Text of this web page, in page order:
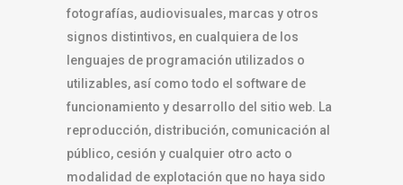
fotografías, audiovisuales, marcas y otros
signos distintivos, en cualquiera de los
lenguajes de programación utilizados o
utilizables, así como todo el software de
funcionamiento y desarrollo del sitio web. La
reproducción, distribución, comunicación al
público, cesión y cualquier otro acto o
modalidad de explotación que no haya sido